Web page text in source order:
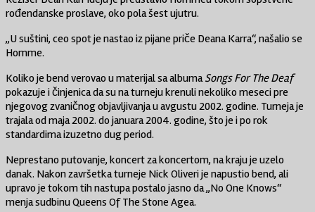
rođendanske proslave, oko pola šest ujutru.
„U suštini, ceo spot je nastao iz pijane priče Deana Karra“, našalio se
Homme.
Koliko je bend verovao u materijal sa albumaSongs For The Deaf
pokazuje i činjenica da su na turneju krenuli nekoliko meseci pre
njegovog zvaničnog objavljivanja u avgustu 2002. godine. Turneja je
trajala od maja 2002. do januara 2004. godine, što je i po rok
standardima izuzetno dug period.
Neprestano putovanje, koncert za koncertom, na kraju je uzelo
danak. Nakon završetka turneje Nick Oliveri je napustio bend, ali
upravo je tokom tih nastupa postalo jasno da „No One Knows“
menja sudbinu Queens Of The Stone Agea.